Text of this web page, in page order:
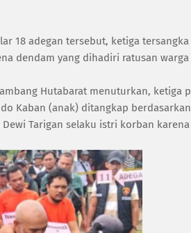
18 adegan tersebut, ketiga
dendam yang dihadiri ratusan
Hutabarat menuturkan, ketiga
Kaban (anak) ditangkap
Dewi Tarigan selaku istri korban